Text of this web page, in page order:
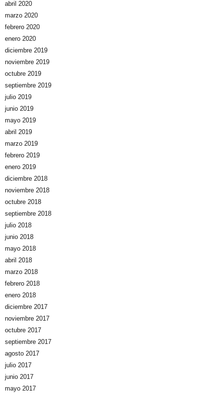
abril 2020
marzo 2020
febrero 2020
enero 2020
diciembre 2019
noviembre 2019
octubre 2019
septiembre 2019
julio 2019
junio 2019
mayo 2019
abril 2019
marzo 2019
febrero 2019
enero 2019
diciembre 2018
noviembre 2018
octubre 2018
septiembre 2018
julio 2018
junio 2018
mayo 2018
abril 2018
marzo 2018
febrero 2018
enero 2018
diciembre 2017
noviembre 2017
octubre 2017
septiembre 2017
agosto 2017
julio 2017
junio 2017
mayo 2017